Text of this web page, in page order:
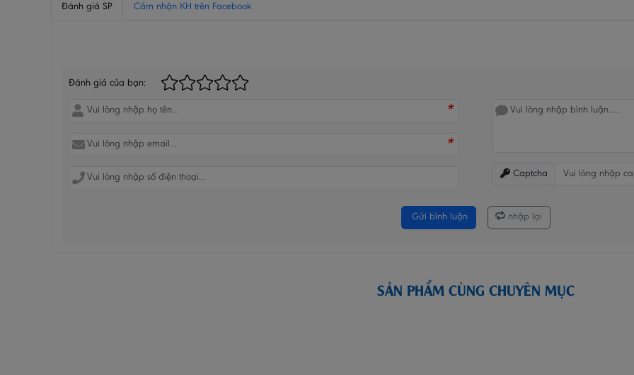
Đánh giá SP Cảm nhận KH trên Facebook
Đánh giá của bạn:
*
*
Captcha
Gửi bình luận nhập lại
SẢN PHẨM CÙNG CHUYÊN MỤC